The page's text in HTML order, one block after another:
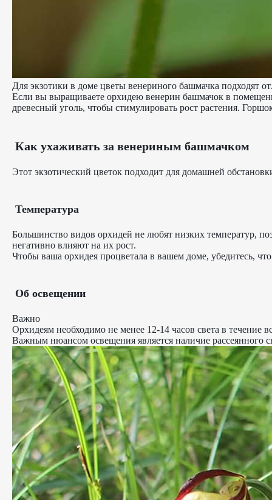
Для экзотики в доме цветы венериного башмачка подходят
Если вы выращиваете орхидею венерин башмачок в
древесный уголь, чтобы стимулировать рост растения.
Как ухаживать за венериным башмачком
Этот экзотический цветок подходит для домашней
Температура
Большинство видов орхидей не любят низких температур,
негативно влияют на их рост.
Чтобы ваша орхидея процветала в вашем доме, убедитесь,
Об освещении
Важно
Орхидеям необходимо не менее 12-14 часов света в течение
Важным нюансом освещения является наличие рассеянного